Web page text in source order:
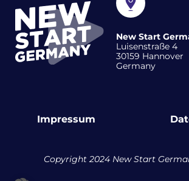
New Start
Luisenstraße 4
30159 Hannover
Germany
Impressum
Copyright 2024 New Start